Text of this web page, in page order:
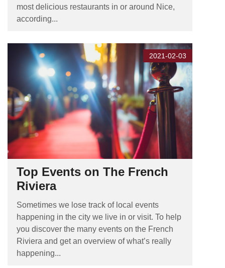
most delicious restaurants in or around Nice,
according...
2021-02-03
Top Events on The French
Riviera
Sometimes we lose track of local events
happening in the city we live in or visit. To help
you discover the many events on the French
Riviera and get an overview of what’s really
happening...